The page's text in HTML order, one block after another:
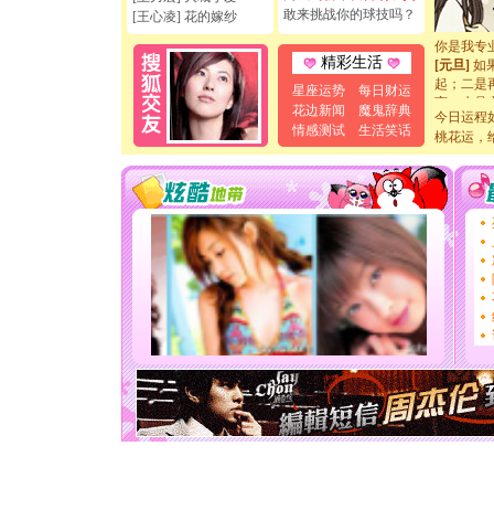
[王心凌] 花的嫁纱
敢来挑战你的球技吗？
精彩生活
星座运势
每日财运
花边新闻
魔鬼辞典
情感测试
生活笑话
[元旦]看
断电。爱
你是我专
[元旦] 如
起；二是
离。水晶
[元旦]当
泣，这痛
卖了。水
[春节]风
颜！冬
道一声平
[春节]
传
片叶子
送你一
[圣诞节]
你太多
要平安
[圣诞节]
能正大
天都要快
[圣诞节]
如意,快
[元旦]看
今日运程
桃花运，